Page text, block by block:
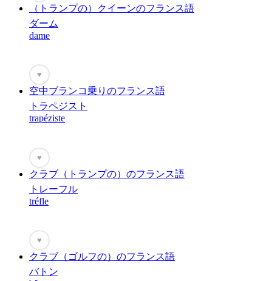
（トランプの）クイーンのフランス語
ダーム
dame
♥
空中ブランコ乗りのフランス語
トラペジスト
trapéziste
♥
クラブ（トランプの）のフランス語
トレーフル
tréfle
♥
クラブ（ゴルフの）のフランス語
バトン